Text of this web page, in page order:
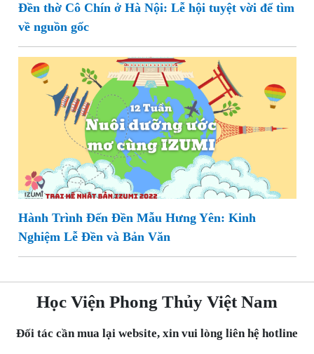
Đền thờ Cô Chín ở Hà Nội: Lễ hội tuyệt vời để tìm
về nguồn gốc
Hành Trình Đến Đền Mẫu Hưng Yên: Kinh
Nghiệm Lễ Đền và Bản Văn
Học Viện Phong Thủy Việt Nam
Đối tác cần mua lại website, xin vui lòng liên hệ hotline